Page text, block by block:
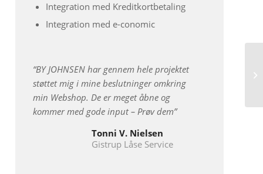
Integration med Kreditkortbetaling
Integration med e-conomic
“BY JOHNSEN har gennem hele projektet
støttet mig i mine beslutninger omkring
min Webshop. De er meget åbne og
kommer med gode input – Prøv dem”
Tonni V. Nielsen
Gistrup Låse Service